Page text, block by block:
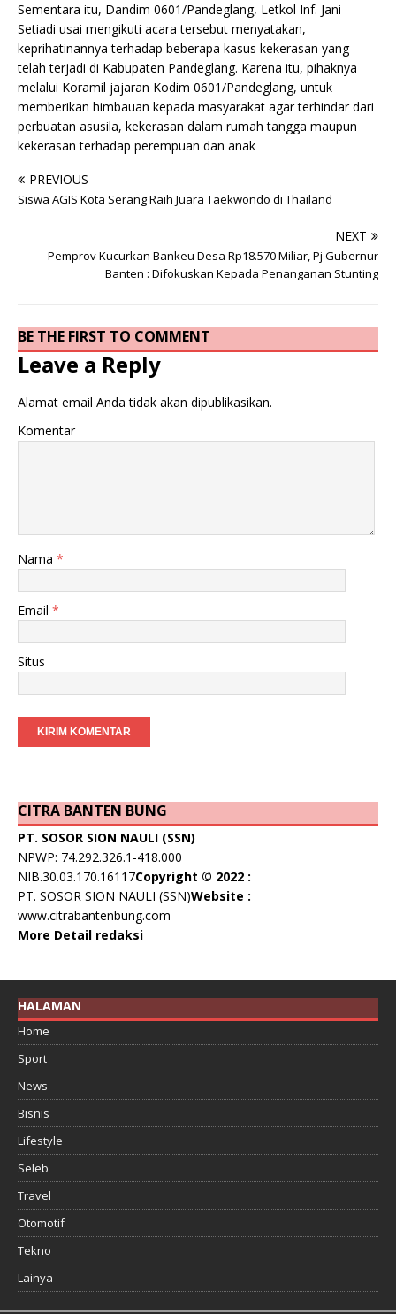
Sementara itu, Dandim 0601/Pandeglang, Letkol Inf. Jani
Setiadi usai mengikuti acara tersebut menyatakan,
keprihatinannya terhadap beberapa kasus kekerasan yang
telah terjadi di Kabupaten Pandeglang. Karena itu, pihaknya
melalui Koramil jajaran Kodim 0601/Pandeglang, untuk
memberikan himbauan kepada masyarakat agar terhindar dari
perbuatan asusila, kekerasan dalam rumah tangga maupun
kekerasan terhadap perempuan dan anak
PREVIOUS
Siswa AGIS Kota Serang Raih Juara Taekwondo di Thailand
NEXT
Pemprov Kucurkan Bankeu Desa Rp18.570 Miliar, Pj Gubernur
Banten : Difokuskan Kepada Penanganan Stunting
BE THE FIRST TO COMMENT
Leave a Reply
Alamat email Anda tidak akan dipublikasikan.
Komentar
Nama *
Email *
Situs
CITRA BANTEN BUNG
PT. SOSOR SION NAULI (SSN)
NPWP: 74.292.326.1-418.000
NIB.30.03.170.16117Copyright © 2022 :
PT. SOSOR SION NAULI (SSN)Website :
www.citrabantenbung.com
More Detail redaksi
HALAMAN
Home
Sport
News
Bisnis
Lifestyle
Seleb
Travel
Otomotif
Tekno
Lainya